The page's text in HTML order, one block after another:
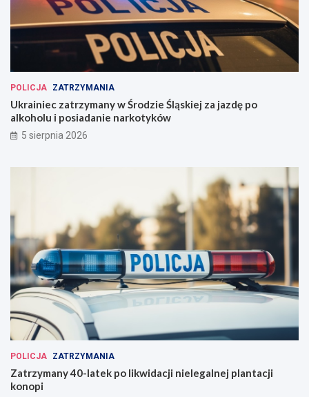
POLICJA ZATRZYMANIA
Ukrainiec zatrzymany w Środzie Śląskiej za jazdę po
alkoholu i posiadanie narkotyków
5 sierpnia 2026
POLICJA ZATRZYMANIA
Zatrzymany 40-latek po likwidacji nielegalnej plantacji
konopi